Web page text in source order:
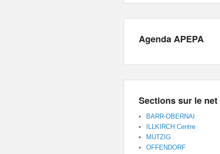
Agenda APEPA
Sections sur le net
BARR-OBERNAI
ILLKIRCH Centre
MUTZIG
OFFENDORF